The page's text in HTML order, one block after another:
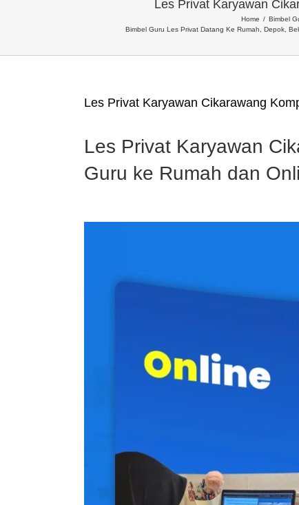
Les Privat Karyawan
Home
Bimbel
Bimbel Guru Les Privat Datang Ke Rumah, Depok,
Les Privat Karyawan Cikarawang
Les Privat Karyawan
Guru ke Rumah dan